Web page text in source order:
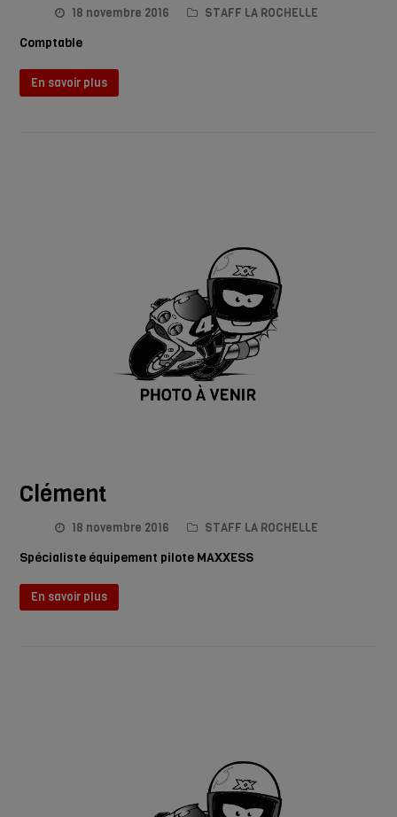
18 novembre 2016 STAFF LA ROCHELLE
Comptable
En savoir plus
Clément
18 novembre 2016 STAFF LA ROCHELLE
Spécialiste équipement pilote MAXXESS
En savoir plus